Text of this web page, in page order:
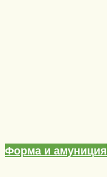
Форма и амуниция